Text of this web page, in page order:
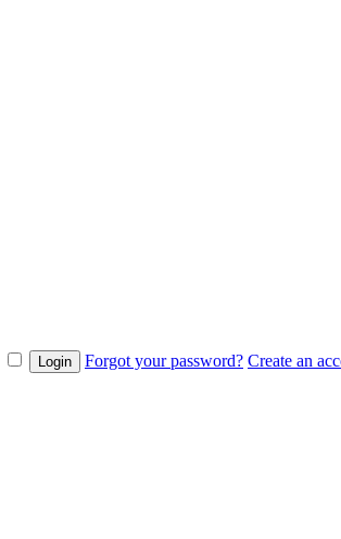
Forgot your password? Create an